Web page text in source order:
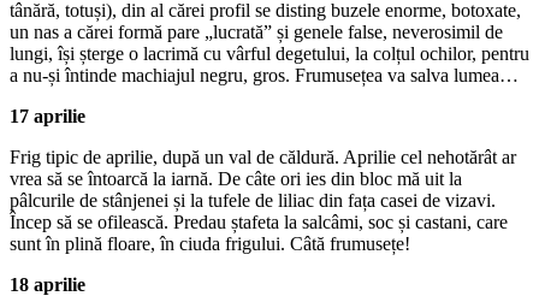
tânără, totuși), din al cărei profil se disting buzele enorme, botoxate,
un nas a cărei formă pare „lucrată” și genele false, neverosimil de
lungi, își șterge o lacrimă cu vârful degetului, la colțul ochilor, pentru
a nu-și întinde machiajul negru, gros. Frumusețea va salva lumea…
17 aprilie
Frig tipic de aprilie, după un val de căldură. Aprilie cel nehotărât ar
vrea să se întoarcă la iarnă. De câte ori ies din bloc mă uit la
pâlcurile de stânjenei și la tufele de liliac din fața casei de vizavi.
Încep să se ofilească. Predau ștafeta la salcâmi, soc și castani, care
sunt în plină floare, în ciuda frigului. Câtă frumusețe!
18 aprilie